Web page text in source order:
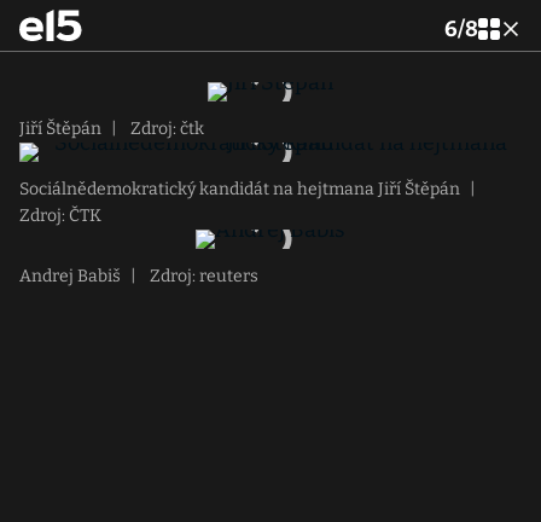
6/8
Jiří Štěpán Zdroj: čtk
Sociálnědemokratický kandidát na hejtmana Jiří Štěpán
Zdroj: ČTK
Andrej Babiš Zdroj: reuters